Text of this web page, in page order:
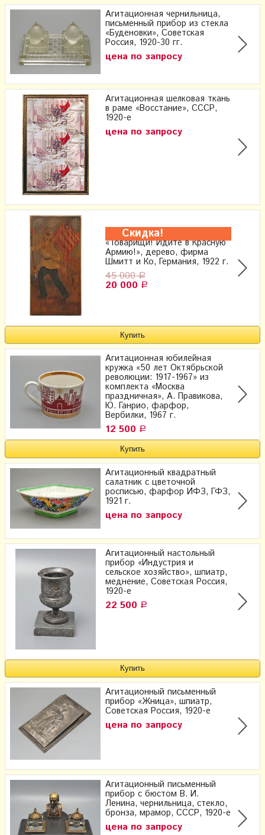
Агитационная чернильница,
письменный прибор из стекла
«Буденовки», Советская
Россия, 1920-30 гг.
цена по запросу
Агитационная шелковая ткань
в раме «Восстание», СССР,
1920-е
цена по запросу
Скидка!
Агитационная шкатулка
«Товарищи! Идите в Красную
Армию!», дерево, фирма
Шмитт и Ко, Германия, 1922 г.
45 000Р
20 000 Р
Агитационная юбилейная
кружка «50 лет Октябрьской
революции: 1917-1967» из
комплекта «Москва
праздничная», А. Правикова,
Ю. Ганрио, фарфор,
Вербилки, 1967 г.
12 500 Р
Агитационный квадратный
салатник с цветочной
росписью, фарфор ИФЗ, ГФЗ,
1921 г.
цена по запросу
Агитационный настольный
прибор «Индустрия и
сельское хозяйство», шпиатр,
меднение, Советская Россия,
1920-е
22 500 Р
Агитационный письменный
прибор «Жница», шпиатр,
Советская Россия, 1920-е
цена по запросу
Агитационный письменный
прибор с бюстом В. И.
Ленина, чернильница, стекло,
бронза, мрамор, СССР, 1920-е
цена по запросу